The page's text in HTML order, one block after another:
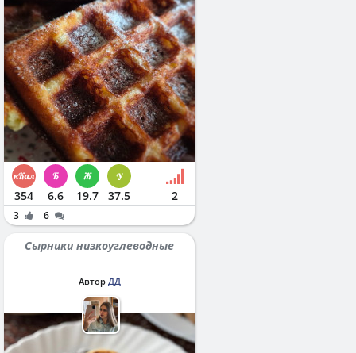
354 6.6 19.7 37.5 2
3 6
Сырники низкоуглеводные
Автор ДД